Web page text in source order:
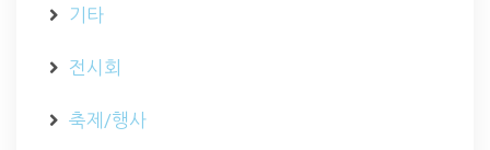
기타
전시회
축제/행사